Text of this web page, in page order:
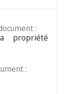
:
propriété
: